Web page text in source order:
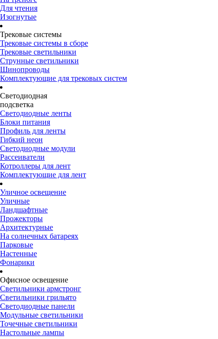
Для чтения
Изогнутые
Трековые системы
Трековые системы в сборе
Трековые светильники
Струнные светильники
Шинопроводы
Комплектующие для трековых систем
Светодиодная
подсветка
Светодиодные ленты
Блоки питания
Профиль для ленты
Гибкий неон
Светодиодные модули
Рассеиватели
Котроллеры для лент
Комплектующие для лент
Уличное освещение
Уличные
Ландшафтные
Прожекторы
Архитектурные
На солнечных батареях
Парковые
Настенные
Фонарики
Офисное освещение
Светильники армстронг
Светильники грильято
Светодиодные панели
Модульные светильники
Точечные светильники
Настольные лампы